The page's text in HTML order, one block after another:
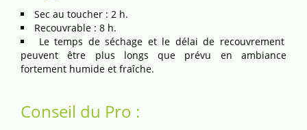
Sec au toucher : 2 h.
Recouvrable : 8 h.
Le temps de séchage et le délai de recouvrement
peuvent être plus longs que prévu en ambiance
fortement humide et fraîche.
Conseil du Pro :